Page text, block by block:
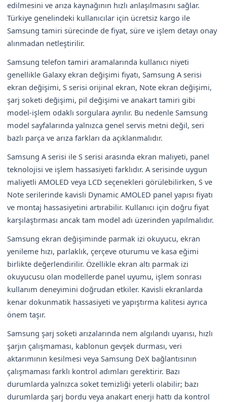
edilmesini ve arıza kaynağının hızlı anlaşılmasını sağlar.
Türkiye genelindeki kullanıcılar için ücretsiz kargo ile
Samsung tamiri sürecinde de fiyat, süre ve işlem detayı onay
alınmadan netleştirilir.
Samsung telefon tamiri aramalarında kullanıcı niyeti
genellikle Galaxy ekran değişimi fiyatı, Samsung A serisi
ekran değişimi, S serisi orijinal ekran, Note ekran değişimi,
şarj soketi değişimi, pil değişimi ve anakart tamiri gibi
model-işlem odaklı sorgulara ayrılır. Bu nedenle Samsung
model sayfalarında yalnızca genel servis metni değil, seri
bazlı parça ve arıza farkları da açıklanmalıdır.
Samsung A serisi ile S serisi arasında ekran maliyeti, panel
teknolojisi ve işlem hassasiyeti farklıdır. A serisinde uygun
maliyetli AMOLED veya LCD seçenekleri görülebilirken, S ve
Note serilerinde kavisli Dynamic AMOLED panel yapısı fiyatı
ve montaj hassasiyetini artırabilir. Kullanıcı için doğru fiyat
karşılaştırması ancak tam model adı üzerinden yapılmalıdır.
Samsung ekran değişiminde parmak izi okuyucu, ekran
yenileme hızı, parlaklık, çerçeve oturumu ve kasa eğimi
birlikte değerlendirilir. Özellikle ekran altı parmak izi
okuyucusu olan modellerde panel uyumu, işlem sonrası
kullanım deneyimini doğrudan etkiler. Kavisli ekranlarda
kenar dokunmatik hassasiyeti ve yapıştırma kalitesi ayrıca
önem taşır.
Samsung şarj soketi arızalarında nem algılandı uyarısı, hızlı
şarjın çalışmaması, kablonun gevşek durması, veri
aktarımının kesilmesi veya Samsung DeX bağlantısının
çalışmaması farklı kontrol adımları gerektirir. Bazı
durumlarda yalnızca soket temizliği yeterli olabilir; bazı
durumlarda şarj bordu veya anakart enerji hattı da kontrol